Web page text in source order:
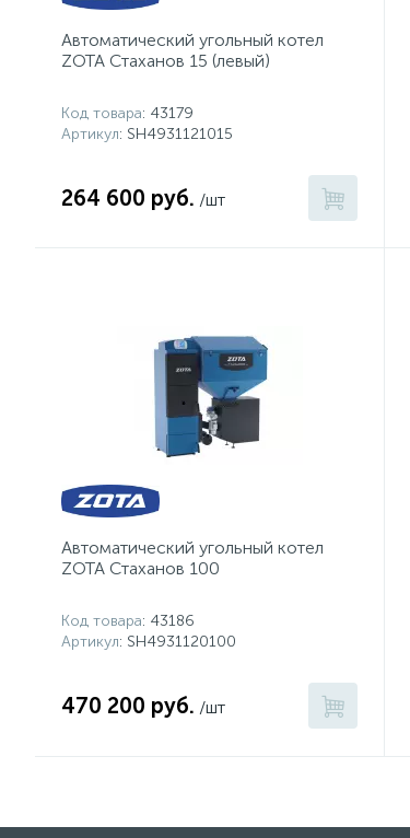
Автоматичеcкий угольный котел
ZOTA Стаханов 15 (левый)
Код товара: 43179
Артикул: SH4931121015
264 600 руб. /шт
Автоматичеcкий угольный котел
ZOTA Стаханов 100
Код товара: 43186
Артикул: SH4931120100
470 200 руб. /шт